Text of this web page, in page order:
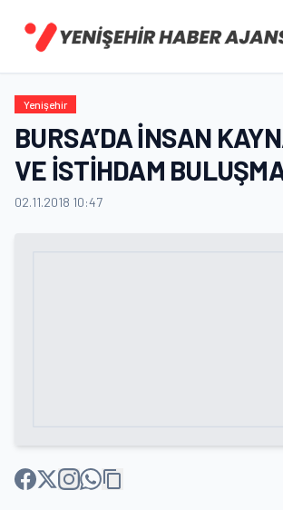
Yenişehir
BURSA’DA İNSAN
VE İSTİHDAM
02.11.2018 10:47